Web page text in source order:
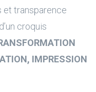
et transparence
croquis
IMPRESSION